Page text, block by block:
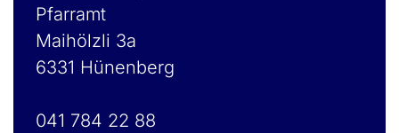
Pfarramt
Maihölzli 3a
6331 Hünenberg
041 784 22 88